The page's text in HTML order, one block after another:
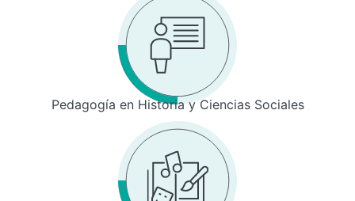
Pedagogía en Historia y Ciencias Sociales